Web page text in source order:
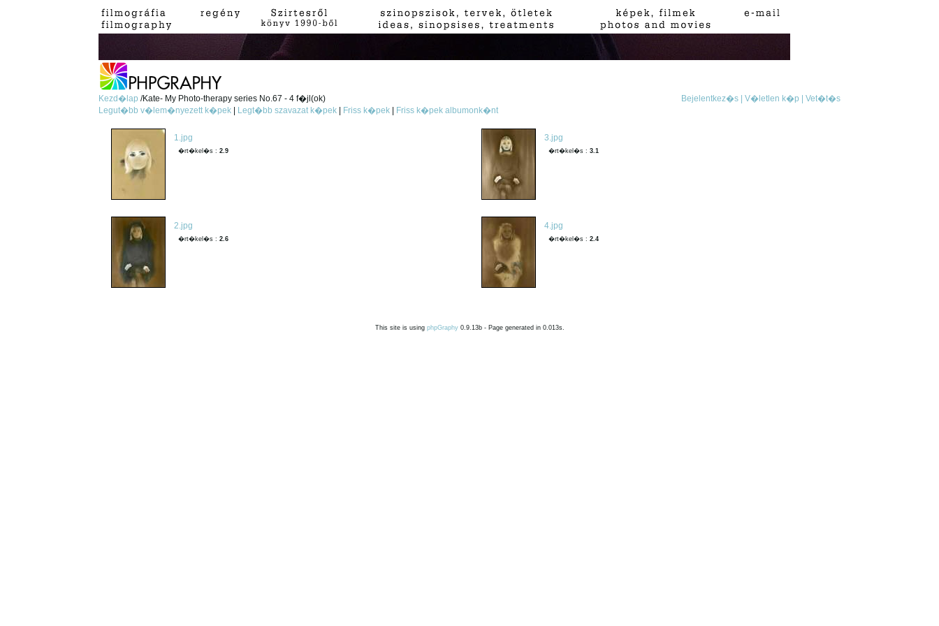
Kezd�lap /Kate- My Photo-therapy series No.67 - 4 f�jl(ok) Bejelentkez�s | V�letlen k�p |
Vet�t�s
Legut�bb v�lem�nyezett k�pek| Legt�bb szavazat k�pek| Friss k�pek| Friss k�pek albumonk�nt
1.jpg
�rt�kel�s : 2.9
3.jpg
�rt�kel�s : 3.1
2.jpg
�rt�kel�s : 2.6
4.jpg
�rt�kel�s : 2.4
This site is using phpGraphy0.9.13b - Page generated in 0.013s.